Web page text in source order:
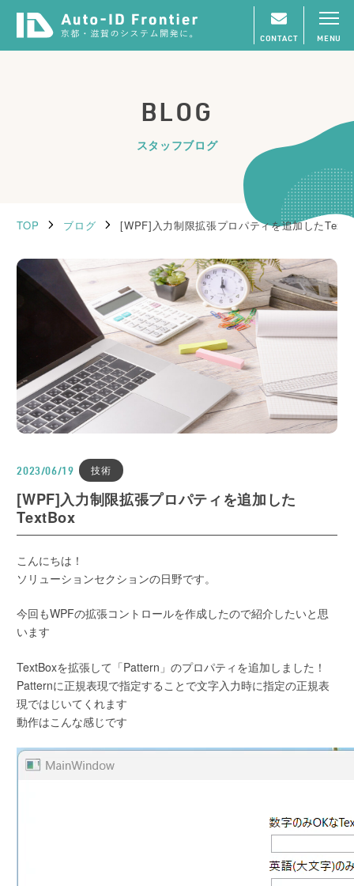
CONTACT MENU
BLOG
スタッフブログ
TOP ブログ [WPF]入力制限拡張プロパティを追加した
2023/06/19 技術
[WPF]入力制限拡張プロパティを追加した
TextBox
こんにちは！
ソリューションセクションの日野です。
今回もWPFの拡張コントロールを作成したので紹介したいと思
います
TextBoxを拡張して「Pattern」のプロパティを追加しました！
Patternに正規表現で指定することで文字入力時に指定の正規表
現ではじいてくれます
動作はこんな感じです